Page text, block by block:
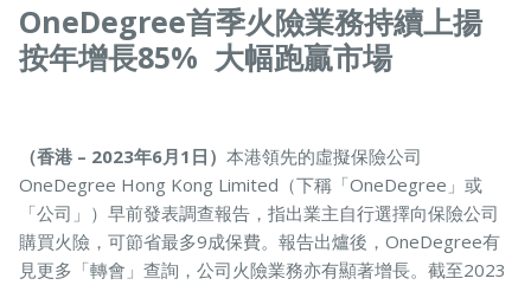
OneDegree首季火險業務持續上揚
按年增長85% 大幅跑贏市場
（香港 – 2023年6月1日） 本港領先的虛擬保險公司
OneDegree Hong Kong Limited（下稱「OneDegree」或
「公司」）早前發表調查報告，指出業主自行選擇向保險公司
購買火險，可節省最多9成保費。報告出爐後，OneDegree有
見更多「轉會」查詢，公司火險業務亦有顯著增長。截至2023